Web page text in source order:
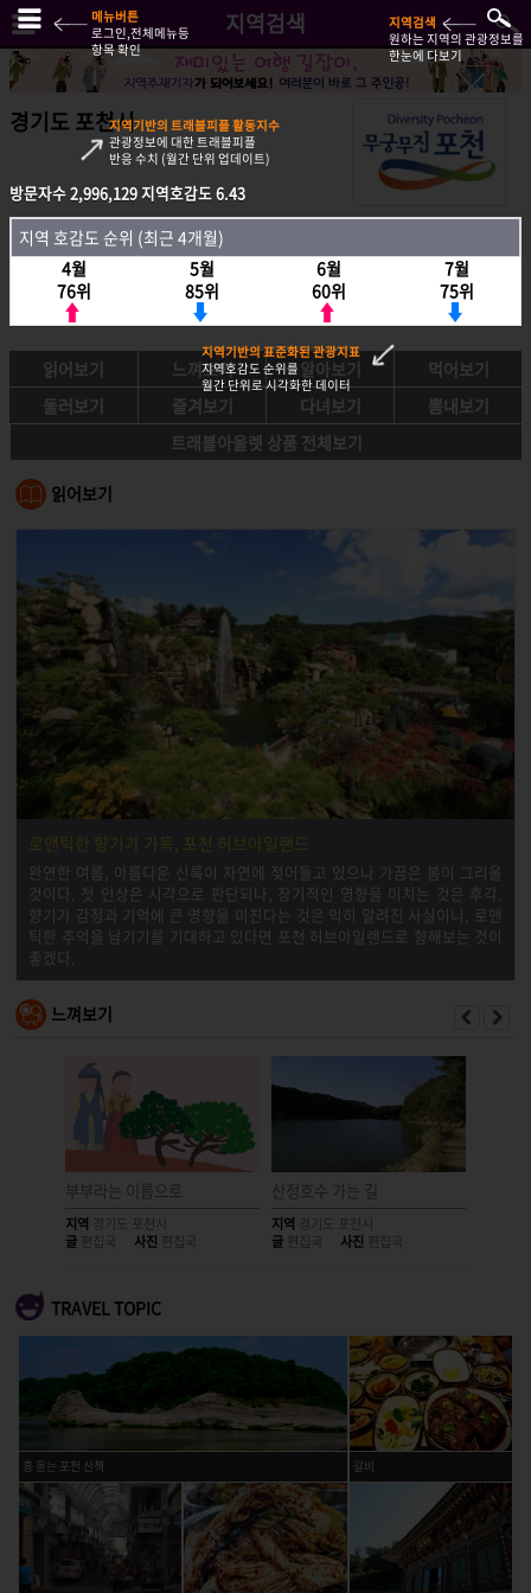
지역검색
경기도 포천시
방문자수2,996,129지역호감도6.43
지역호감도 순위 (최근 4개월)
4월
76위
5월
85위
6월
60위
7월
75위
읽어보기 느껴보기 알아보기
먹어보기
둘러보기
즐겨보기 다녀보기
뽐내보기
트래블아울렛 상품 전체보기
읽어보기
로맨틱한 향기가 가득, 포천 허브아일랜드
완연한 여름, 아름다운 신록이 자연에 젖어들고 있으나 가끔은 봄이 그리울
것이다. 첫 인상은 시각으로 판단되나, 장기적인 영향을 미치는 것은 후각.
향기가 감정과 기억에 큰 영향을 미친다는 것은 익히 알려진 사실이니, 로맨
틱한 추억을 남기기를 기대하고 있다면 포천 허브아일랜드로 향해보는 것이
좋겠다.
느껴보기
부부라는 이름으로
지역 경기도 포천시
글 편집국 사진 편집국
산정호수 가는 길
지역 경기도 포천시
글 편집국 사진 편집국
TRAVEL TOPIC
갈비
흥 돋는 포천 산책
방문자수2,996,129지역호감도6.43
지역 호감도 순위 (최근 4개월)
4월
76위
5월
85위
6월
60위
7월
75위
메뉴버튼
로그인,전체메뉴등
항목 확인
지역검색
원하는 지역의 관광정보를
한눈에 다보기
지역기반의 트래블피플 활동지수
관광정보에 대한 트래블피플
반응 수치 (월간 단위 업데이트)
지역기반의 표준화된 관광지표
지역호감도 순위를
월간 단위로 시각화한 데이터